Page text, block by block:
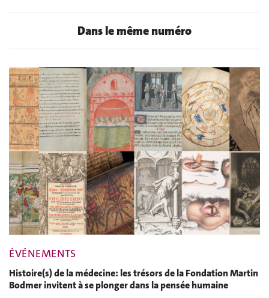
Dans le même numéro
ÉVÉNEMENTS
Histoire(s) de la médecine: les trésors de la Fondation Martin
Bodmer invitent à se plonger dans la pensée humaine